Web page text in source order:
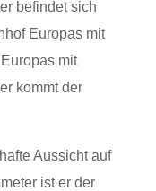
befindet sich
Europas mit
mit
kommt der
Aussicht auf
ist er der